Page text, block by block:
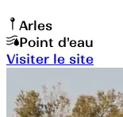
Arles
Point d'eau
Visiter le site